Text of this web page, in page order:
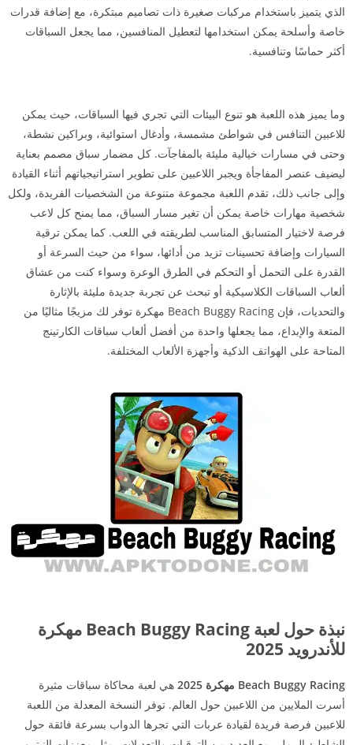
الذي يتميز باستخدام مركبات صغيرة ذات تصاميم مبتكرة، مع إضافة قدرات
خاصة وأسلحة يمكن استخدامها لتعطيل المنافسين، مما يجعل السباقات
أكثر حماسًا وتنافسية.
وما يميز هذه اللعبة هو تنوع البيئات التي تجري فيها السباقات، حيث يمكن
للاعبين التنافس في شواطئ مشمسة، وأدغال استوائية، وبراكين نشطة،
وحتى في مسارات خيالية مليئة بالمفاجآت. كل مضمار سباق مصمم بعناية
ليضيف عنصر المفاجأة ويجبر اللاعبين على تطوير استراتيجياتهم أثناء القيادة
وإلى جانب ذلك، تقدم اللعبة مجموعة متنوعة من الشخصيات الفريدة، ولكل
شخصية مهارات خاصة يمكن أن تغير مسار السباق، مما يمنح كل لاعب
فرصة لاختيار المتسابق المناسب لطريقته في اللعب. كما يمكن ترقية
السيارات وإضافة تحسينات تزيد من أدائها، سواء من حيث السرعة أو
القدرة على التحمل أو التحكم في الطرق الوعرة وسواء كنت من عشاق
ألعاب السباقات الكلاسيكية أو تبحث عن تجربة جديدة مليئة بالإثارة
والتحديات، فإن Beach Buggy Racing مهكرة توفر لك مزيجًا مثاليًا من
المتعة والإبداع، مما يجعلها واحدة من أفضل ألعاب سباقات الكارتينج
المتاحة على الهواتف الذكية وأجهزة الألعاب المختلفة.
نبذة حول لعبة Beach Buggy Racing مهكرة
للأندرويد 2025
Beach Buggy Racing مهكرة 2025
هي لعبة محاكاة سباقات مثيرة
أسرت الملايين من اللاعبين حول العالم. توفر النسخة المعدلة من اللعبة
للاعبين فرصة فريدة لقيادة عربات التي تجرها الدواب بسرعة فائقة حول